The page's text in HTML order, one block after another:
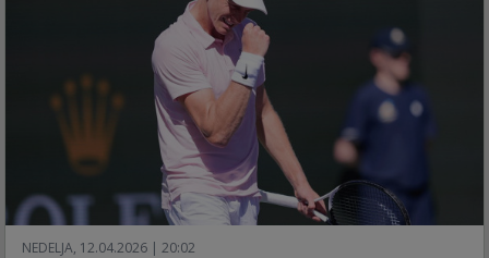
NEDELJA, 12.04.2026 | 20:02